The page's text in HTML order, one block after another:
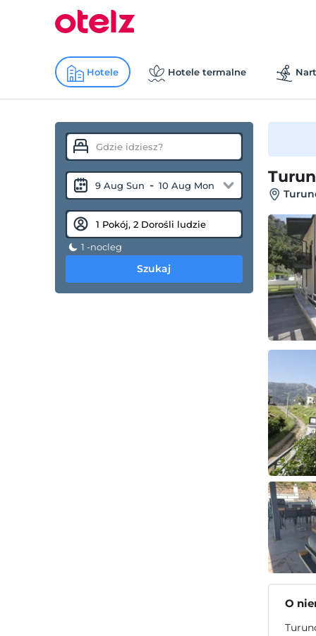
Hotele Hotele termalne
9 Aug Sun - 10 Aug Mon
1 -nocleg
Szukaj
O